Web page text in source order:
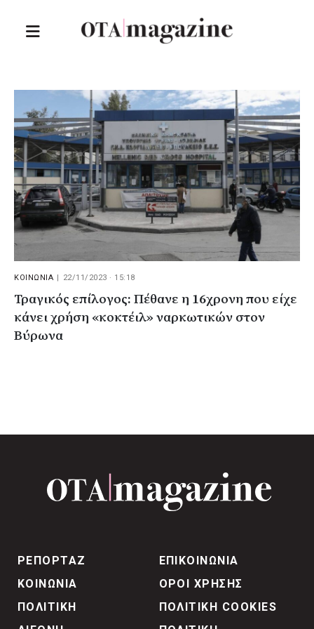
ΚΟΙΝΩΝΙΑ 22/11/2023 · 15:18
Τραγικός επίλογος: Πέθανε η 16χρονη που είχε
κάνει χρήση «κοκτέιλ» ναρκωτικών στον
Βύρωνα
ΡΕΠΟΡΤΑΖ
ΚΟΙΝΩΝΙΑ
ΠΟΛΙΤΙΚΗ
ΕΠΙΚΟΙΝΩΝΙΑ
ΟΡΟΙ ΧΡΗΣΗΣ
ΠΟΛΙΤΙΚΗ COOKIES